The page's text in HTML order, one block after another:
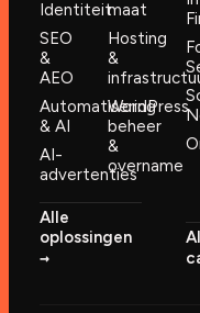
Identiteit
SEO
&
AEO
Automatisering
& AI
AI-
advertenties
maat
Hosting
&
WordPress
beheer
&
overname
Alle
oplossingen
→︎